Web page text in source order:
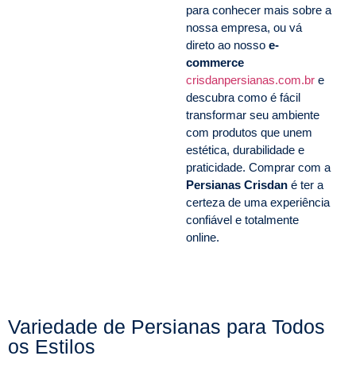
para conhecer mais sobre a
nossa empresa, ou vá
direto ao nosso e-
commerce
crisdanpersianas.com.br e
descubra como é fácil
transformar seu ambiente
com produtos que unem
estética, durabilidade e
praticidade. Comprar com a
Persianas Crisdan é ter a
certeza de uma experiência
confiável e totalmente
online.
Variedade de Persianas para Todos
os Estilos